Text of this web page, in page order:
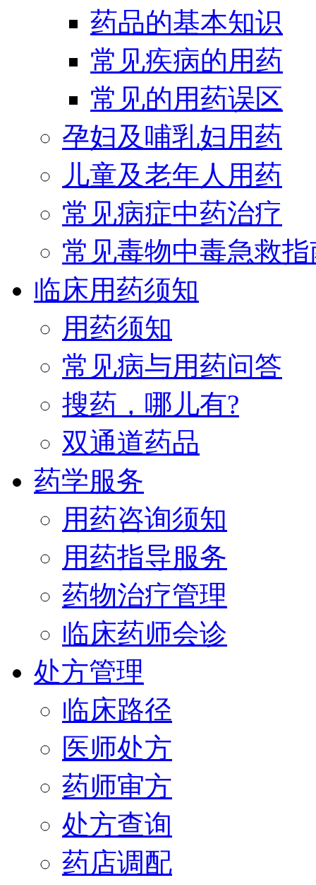
药品的基本知识
常见疾病的用药
常见的用药误区
孕妇及哺乳妇用药
儿童及老年人用药
常见病症中药治疗
常见毒物中毒急救指
临床用药须知
用药须知
常见病与用药问答
搜药，哪儿有?
双通道药品
药学服务
用药咨询须知
用药指导服务
药物治疗管理
临床药师会诊
处方管理
临床路径
医师处方
药师审方
处方查询
药店调配